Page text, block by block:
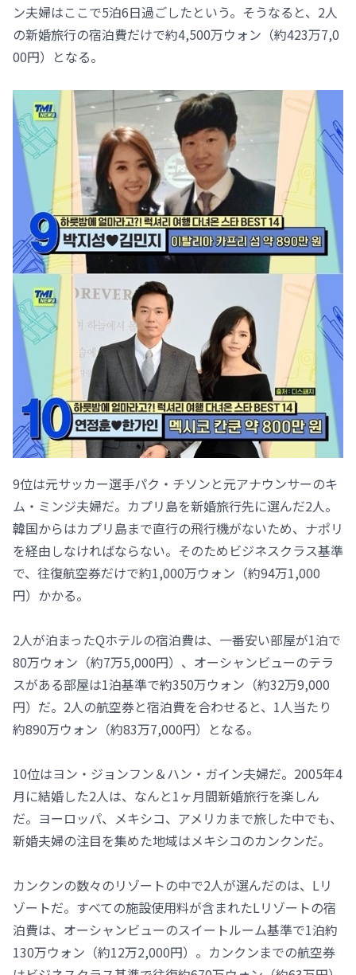
ン夫婦はここで5泊6日過ごしたという。そうなると、2人
の新婚旅行の宿泊費だけで約4,500万ウォン（約423万7,0
00円）となる。
9位は元サッカー選手パク・チソンと元アナウンサーのキ
ム・ミンジ夫婦だ。カプリ島を新婚旅行先に選んだ2人。
韓国からはカプリ島まで直行の飛行機がないため、ナポリ
を経由しなければならない。そのためビジネスクラス基準
で、往復航空券だけで約1,000万ウォン（約94万1,000
円）かかる。
2人が泊まったQホテルの宿泊費は、一番安い部屋が1泊で
80万ウォン（約7万5,000円）、オーシャンビューのテラ
スがある部屋は1泊基準で約350万ウォン（約32万9,000
円）だ。2人の航空券と宿泊費を合わせると、1人当たり
約890万ウォン（約83万7,000円）となる。
10位はヨン・ジョンフン＆ハン・ガイン夫婦だ。2005年4
月に結婚した2人は、なんと1ヶ月間新婚旅行を楽しん
だ。ヨーロッパ、メキシコ、アメリカまで旅した中でも、
新婚夫婦の注目を集めた地域はメキシコのカンクンだ。
カンクンの数々のリゾートの中で2人が選んだのは、Lリ
ゾートだ。すべての施設使用料が含まれたLリゾートの宿
泊費は、オーシャンビューのスイートルーム基準で1泊約
130万ウォン（約12万2,000円）。カンクンまでの航空券